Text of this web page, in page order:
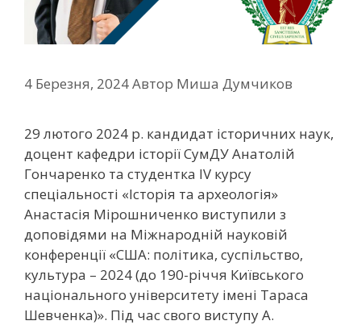
4 Березня, 2024Автор Миша Думчиков
29 лютого 2024 р. кандидат історичних наук,
доцент кафедри історії СумДУ Анатолій
Гончаренко та студентка ІV курсу
спеціальності «Історія та археологія»
Анастасія Мірошниченко виступили з
доповідями на Міжнародній науковій
конференції «США: політика, суспільство,
культура – 2024 (до 190-річчя Київського
національного університету імені Тараса
Шевченка)». Під час свого виступу А.